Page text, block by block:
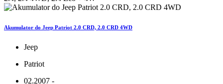
Akumulator do Jeep Patriot 2.0 CRD, 2.0 CRD 4WD
Jeep
Patriot
02.2007 -